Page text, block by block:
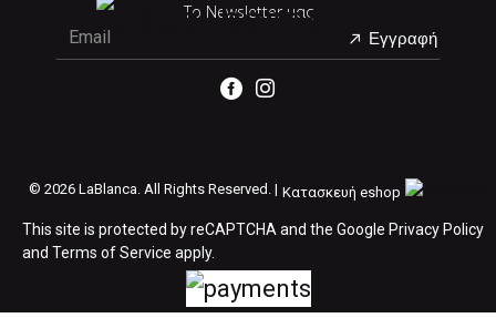
Το Newsletter μας
Εγγραφή
© 2026 LaBlanca. All Rights Reserved. | Κατασκευή eshop
This site is protected by reCAPTCHA and the Google Privacy Policy
and Terms of Service apply.